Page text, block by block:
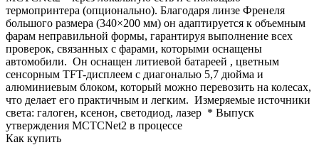
термопринтера (опционально). Благодаря линзе Френеля
большого размера (340×200 мм) он адаптируется к объемным
фарам неправильной формы, гарантируя выполнение всех
проверок, связанных с фарами, которыми оснащены
автомобили. Он оснащен литиевой батареей , цветным
сенсорным TFT-дисплеем с диагональю 5,7 дюйма и
алюминиевым блоком, который можно перевозить на колесах,
что делает его практичным и легким. Измеряемые источники
света: галоген, ксенон, светодиод, лазер * Выпуск
утверждения MCTCNet2 в процессе
Как купить